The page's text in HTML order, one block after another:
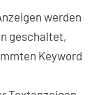
werden
geschaltet,
Keyword